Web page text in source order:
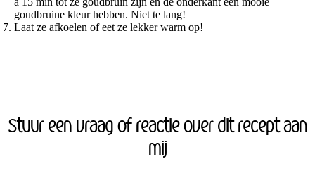
goudbruine kleur hebben. Niet te lang!
Laat ze afkoelen of eet ze lekker warm op!
Stuur een vraag of reactie over dit recept aan
mij